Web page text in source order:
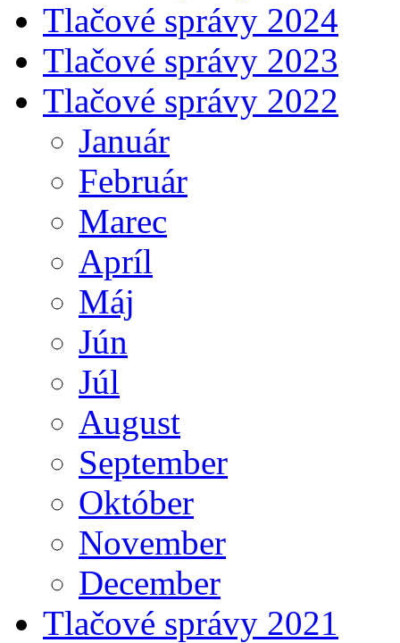
Tlačové správy 2024
Tlačové správy 2023
Tlačové správy 2022
Január
Február
Marec
Apríl
Máj
Jún
Júl
August
September
Október
November
December
Tlačové správy 2021